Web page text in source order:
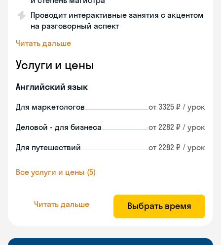
Проводит интерактивные занятия с акцентом
на разговорный аспект
Читать дальше
Услуги и цены
Английский язык
Для маркетологов от 3325 ₽ / урок
Деловой - для бизнеса от 2282 ₽ / урок
Для путешествий от 2282 ₽ / урок
Все услуги и цены (5)
Читать дальше Выбрать время